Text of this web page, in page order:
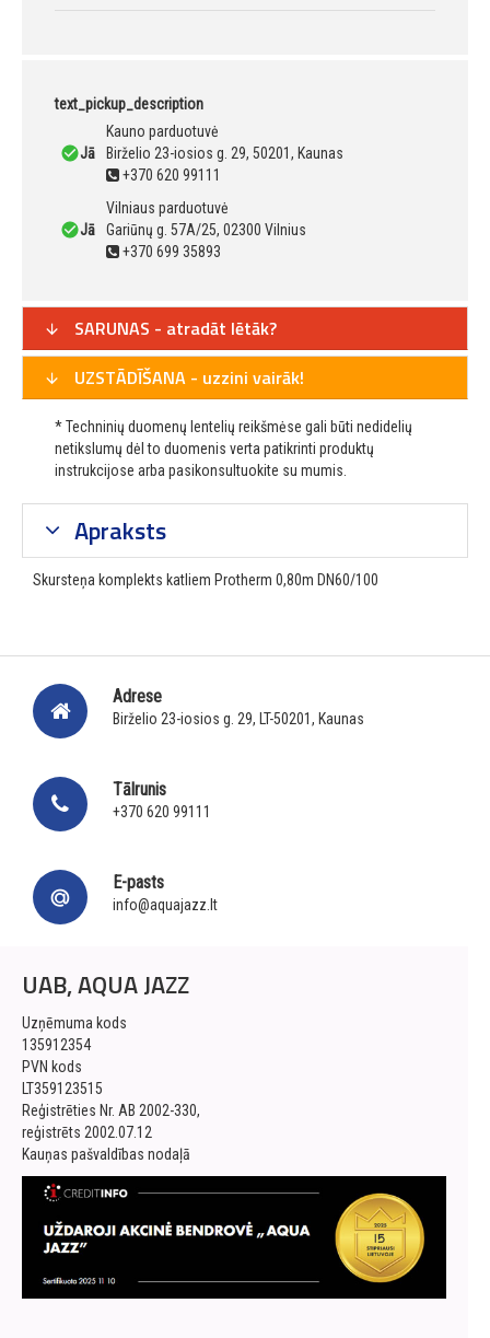
text_pickup_description
Jā
Kauno parduotuvė
Birželio 23-iosios g. 29, 50201, Kaunas
+370 620 99111
Jā
Vilniaus parduotuvė
Gariūnų g. 57A/25, 02300 Vilnius
+370 699 35893
SARUNAS - atradāt lētāk?
UZSTĀDĪŠANA - uzzini vairāk!
* Techninių duomenų lentelių reikšmėse gali būti nedidelių
netikslumų dėl to duomenis verta patikrinti produktų
instrukcijose arba pasikonsultuokite su mumis.
Apraksts
Skursteņa komplekts katliem Protherm 0,80m DN60/100
Adrese
Birželio 23-iosios g. 29, LT-50201, Kaunas
Tālrunis
+370 620 99111
E-pasts
info@aquajazz.lt
UAB, AQUA JAZZ
Uzņēmuma kods
135912354
PVN kods
LT359123515
Reģistrēties Nr. AB 2002-330,
reģistrēts 2002.07.12
Kauņas pašvaldības nodaļā